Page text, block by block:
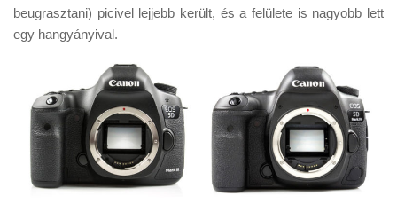
beugrasztani) picivel lejjebb került, és a felülete is nagyobb lett
egy hangyányival.